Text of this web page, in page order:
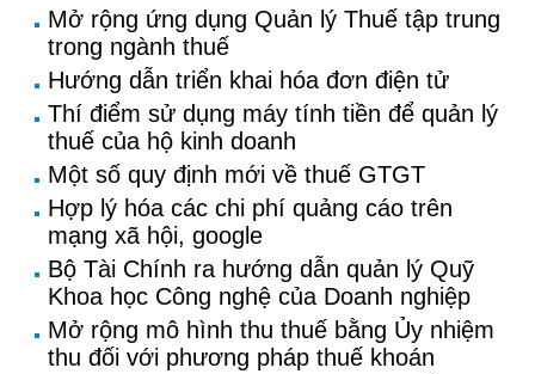
Mở rộng ứng dụng Quản lý Thuế tập trung
trong ngành thuế
Hướng dẫn triển khai hóa đơn điện tử
Thí điểm sử dụng máy tính tiền để quản lý
thuế của hộ kinh doanh
Một số quy định mới về thuế GTGT
Hợp lý hóa các chi phí quảng cáo trên
mạng xã hội, google
Bộ Tài Chính ra hướng dẫn quản lý Quỹ
Khoa học Công nghệ của Doanh nghiệp
Mở rộng mô hình thu thuế bằng Ủy nhiệm
thu đối với phương pháp thuế khoán